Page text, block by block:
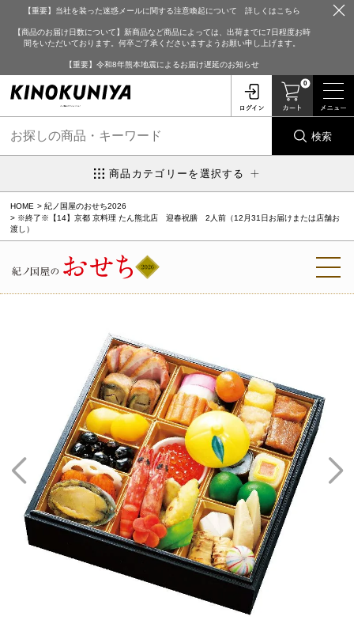
【重要】当社を装った迷惑メールに関する注意喚起について 詳しくはこちら
【商品のお届け日数について】新商品など商品によっては、出荷までに7日程度お時
間をいただいております。何卒ご了承くださいますようお願い申し上げます。
【重要】令和8年熊本地震によるお届け遅延のお知らせ
0
検索
商品カテゴリーを選択する
HOME
紀ノ国屋のおせち2026
※終了※【14】京都 京料理 たん熊北店 迎春祝膳 2人前（12月31日お届けまたは店舗お
渡し）